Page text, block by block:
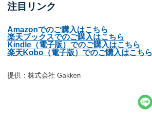
注目リンク
Amazonでのご購入はこちら
楽天ブックスでのご購入はこちら
Kindle（電子版）でのご購入はこちら
楽天Kobo（電子版）でのご購入はこちら
提供：株式会社 Gakken